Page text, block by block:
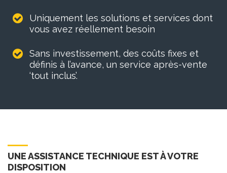
Uniquement les solutions et services dont
vous avez réellement besoin
Sans investissement, des coûts fixes et
définis à l’avance, un service après-vente
‘tout inclus’.
UNE ASSISTANCE TECHNIQUE EST À VOTRE
DISPOSITION